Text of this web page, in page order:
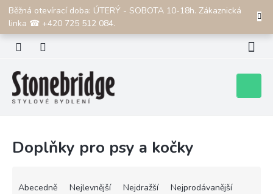
Přejít
obsah
Běžná otevírací doba: ÚTERÝ - SOBOTA 10-18h. Zákaznická
linka ☎ +420 725 512 084.
CZK
košík
Doplňky pro psy a kočky
Abecedně Nejlevnější Nejdražší Nejprodávanější